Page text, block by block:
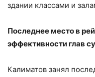
здании классами и
Последнее место в
эффективности глав
Калиматов занял